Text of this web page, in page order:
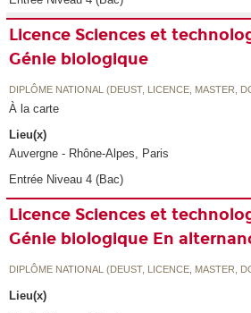
Licence Sciences et
Génie biologique
DIPLÔME NATIONAL (DEUST, LICENCE, MASTER,
À la carte
Lieu(x)
Auvergne - Rhône-Alpes, Paris
Entrée Niveau 4 (Bac)
Licence Sciences et
Génie biologique En
DIPLÔME NATIONAL (DEUST, LICENCE, MASTER,
Lieu(x)